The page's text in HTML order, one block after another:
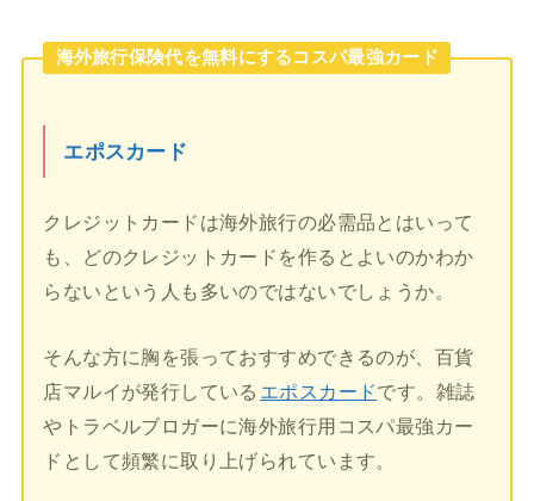
海外旅行保険代を無料にするコスパ最強カード
エポスカード
クレジットカードは海外旅行の必需品とはいって
も、どのクレジットカードを作るとよいのかわか
らないという人も多いのではないでしょうか。
そんな方に胸を張っておすすめできるのが、百貨
店マルイが発行している エポスカードです。雑誌
やトラベルブロガーに海外旅行用コスパ最強カー
ドとして頻繁に取り上げられています。